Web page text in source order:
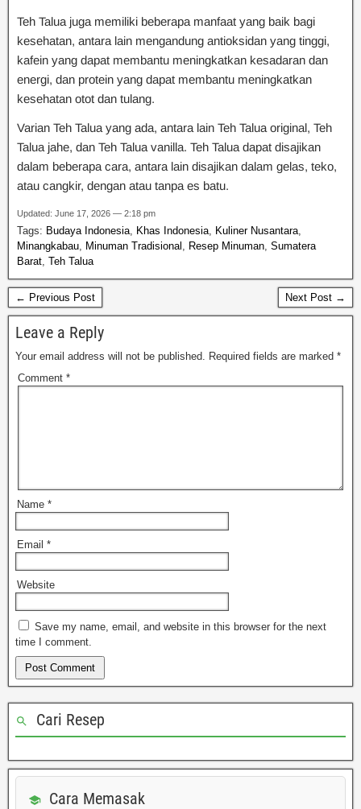
Teh Talua juga memiliki beberapa manfaat yang baik bagi
kesehatan, antara lain mengandung antioksidan yang tinggi,
kafein yang dapat membantu meningkatkan kesadaran dan
energi, dan protein yang dapat membantu meningkatkan
kesehatan otot dan tulang.
Varian Teh Talua yang ada, antara lain Teh Talua original, Teh
Talua jahe, dan Teh Talua vanilla. Teh Talua dapat disajikan
dalam beberapa cara, antara lain disajikan dalam gelas, teko,
atau cangkir, dengan atau tanpa es batu.
Updated: June 17, 2026 — 2:18 pm
Tags: Budaya Indonesia, Khas Indonesia, Kuliner Nusantara,
Minangkabau, Minuman Tradisional , Resep Minuman, Sumatera
Barat, Teh Talua
← Previous Post Next Post →
Leave a Reply
Your email address will not be published. Required fields are marked *
Comment *
Name *
Email *
Website
Save my name, email, and website in this browser for the next
time I comment.
Cari Resep
Cara Memasak